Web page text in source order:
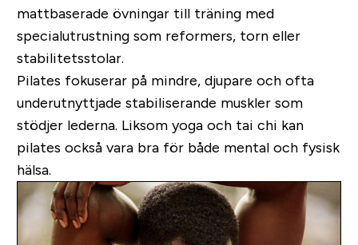
mattbaserade övningar till träning med
specialutrustning som reformers, torn eller
stabilitetsstolar.
Pilates fokuserar på mindre, djupare och ofta
underutnyttjade stabiliserande muskler som
stödjer lederna. Liksom yoga och tai chi kan
pilates också vara bra för både mental och fysisk
hälsa.